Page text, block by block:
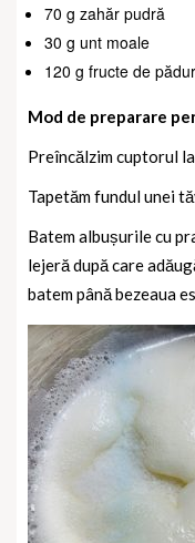
70 g zahăr pudră
30 g unt moale
120 g fructe de
Mod de preparare
Preîncălzim cuptorul
Tapetăm fundul unei
Batem albușurile cu
lejeră după care
batem până bezeaua